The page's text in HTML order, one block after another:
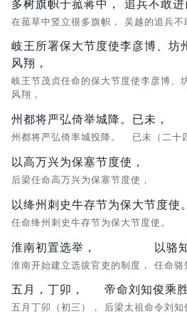
多树旗帜于菰蒋中，
在菰草中竖立很多旗帜，
追兵不敢进
吴越的追兵不
岐王所署保大节度使李彦博、坊
风翔，
岐王节茂贞任命的保大节度使李彦博、
风翔，
州都将严弘倚举城降。
州都将严弘倚率城投降。
已未，
已未（二十
以高万兴为保塞节度使，
后梁任命高万兴为保塞节度使，
以绛州刺史牛存节为保大节度使。
任命绛州刺史牛存节为保大节度使。
淮南初置选举，
淮南开始建立选拔官吏的制度，
以骆
任命骆
五月，丁卯，
五月丁卯（初三），
帝命刘知俊乘
后梁太祖命令刘知